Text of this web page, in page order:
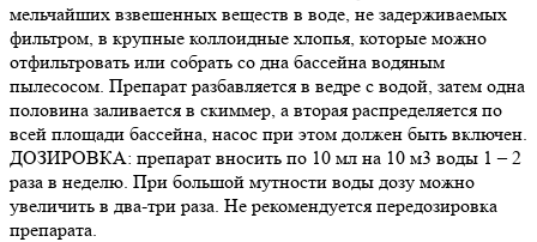
мельчайших взвешенных веществ в воде, не задерживаемых
фильтром, в крупные коллоидные хлопья, которые можно
отфильтровать или собрать со дна бассейна водяным
пылесосом. Препарат разбавляется в ведре с водой, затем одна
половина заливается в скиммер, а вторая распределяется по
всей площади бассейна, насос при этом должен быть включен.
ДОЗИРОВКА: препарат вносить по 10 мл на 10 м3 воды 1 – 2
раза в неделю. При большой мутности воды дозу можно
увеличить в два-три раза. Не рекомендуется передозировка
препарата.